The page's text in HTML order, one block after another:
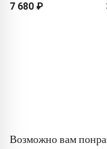
7 680 ₽
Возможно вам